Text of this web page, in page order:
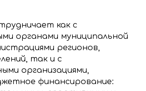
как с
органами муниципальной
регионов,
так и с
организациями,
финансирование: